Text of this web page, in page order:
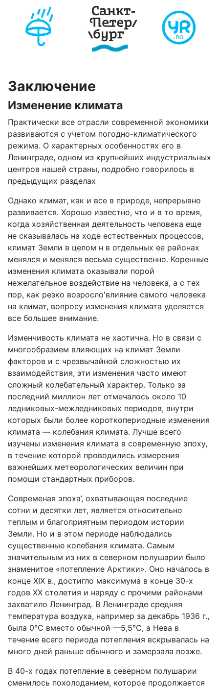
Заключение
Изменение климата
Практически все отрасли современной экономики
развиваются с учетом погодно-климатического
режима. О характерных особенностях его в
Ленинграде, одном из крупнейших индустриальных
центров нашей страны, подробно говорилось в
предыдущих разделах
Однако климат, как и все в природе, непрерывно
развивается. Хорошо известно, что и в то время,
когда хозяйственная деятельность человека еще
не сказывалась на ходе естественных процессов,
климат Земли в целом н в отдельных ее районах
менялся и менялся весьма существенно. Коренные
изменения климата оказывали порой
нежелательное воздействие на человека, а с тех
пор, как резко возросло'влияние самого человека
на климат, вопросу изменения климата уделяется
все большее внимание.
Изменчивость климата не хаотична. Но в связи с
многообразием влияющих на климат Земли
факторов и с чрезвычайной сложностью их
взаимодействия, эти изменения часто имеют
сложный колебательный характер. Только за
последний миллион лет отмечалось около 10
ледниковых-межледниковых периодов, внутри
которых были более короткопериодные изменения
климата — колебания климата. Лучше всего
изучены изменения климата в современную эпоху,
в течение которой проводились измерения
важнейших метеорологических величин при
помощи стандартных приборов.
Современая эпоха’, охватывающая последние
сотни и десятки лет, является относительно
теплым и благоприятным периодом истории
Земли. Но и в этом периоде наблюдались
существенные колебания климата. Самым
значительным из них в северном полушарии было
знаменитое «потепление Арктики». Оно началось в
конце XIX в., достигло максимума в конце 30-х
годов XX столетия и наряду с прочими районами
захватило Ленинград. В Ленинграде средняя
температура воздуха, например за декабрь 1936 г.,
была 0°С вместо обычной —5,5°С, а Нева в
течение всего периода потепления вскрывалась на
много дней раньше обычного и замерзала позже.
В 40-х годах потепление в северном полушарии
сменилось похолоданием, которое продолжается